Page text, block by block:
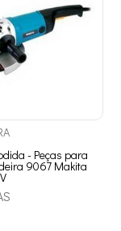
- Peças para
9067 Makita